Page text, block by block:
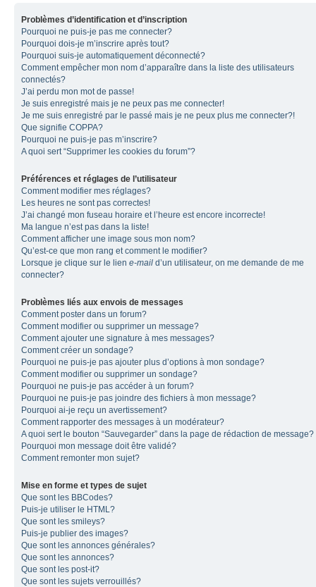
Problèmes d’identification et d’inscription
Pourquoi ne puis-je pas me connecter?
Pourquoi dois-je m’inscrire après tout?
Pourquoi suis-je automatiquement déconnecté?
Comment empêcher mon nom d’apparaître dans la liste des utilisateurs
connectés?
J’ai perdu mon mot de passe!
Je suis enregistré mais je ne peux pas me connecter!
Je me suis enregistré par le passé mais je ne peux plus me connecter?!
Que signifie COPPA?
Pourquoi ne puis-je pas m’inscrire?
A quoi sert “Supprimer les cookies du forum”?
Préférences et réglages de l’utilisateur
Comment modifier mes réglages?
Les heures ne sont pas correctes!
J’ai changé mon fuseau horaire et l’heure est encore incorrecte!
Ma langue n’est pas dans la liste!
Comment afficher une image sous mon nom?
Qu’est-ce que mon rang et comment le modifier?
Lorsque je clique sur le lien e-mail d’un utilisateur, on me demande de me
connecter?
Problèmes liés aux envois de messages
Comment poster dans un forum?
Comment modifier ou supprimer un message?
Comment ajouter une signature à mes messages?
Comment créer un sondage?
Pourquoi ne puis-je pas ajouter plus d’options à mon sondage?
Comment modifier ou supprimer un sondage?
Pourquoi ne puis-je pas accéder à un forum?
Pourquoi ne puis-je pas joindre des fichiers à mon message?
Pourquoi ai-je reçu un avertissement?
Comment rapporter des messages à un modérateur?
A quoi sert le bouton “Sauvegarder” dans la page de rédaction de message?
Pourquoi mon message doit être validé?
Comment remonter mon sujet?
Mise en forme et types de sujet
Que sont les BBCodes?
Puis-je utiliser le HTML?
Que sont les smileys?
Puis-je publier des images?
Que sont les annonces générales?
Que sont les annonces?
Que sont les post-it?
Que sont les sujets verrouillés?